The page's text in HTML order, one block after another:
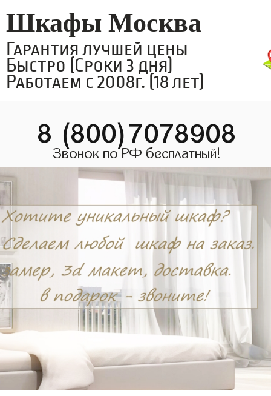
Шкафы Москва
Гарантия лучшей цены
Быстро (Сроки 3 дня)
Работаем с 2008г. (18 лет)
8 (800)7078908
Звонок по РФ бесплатный!